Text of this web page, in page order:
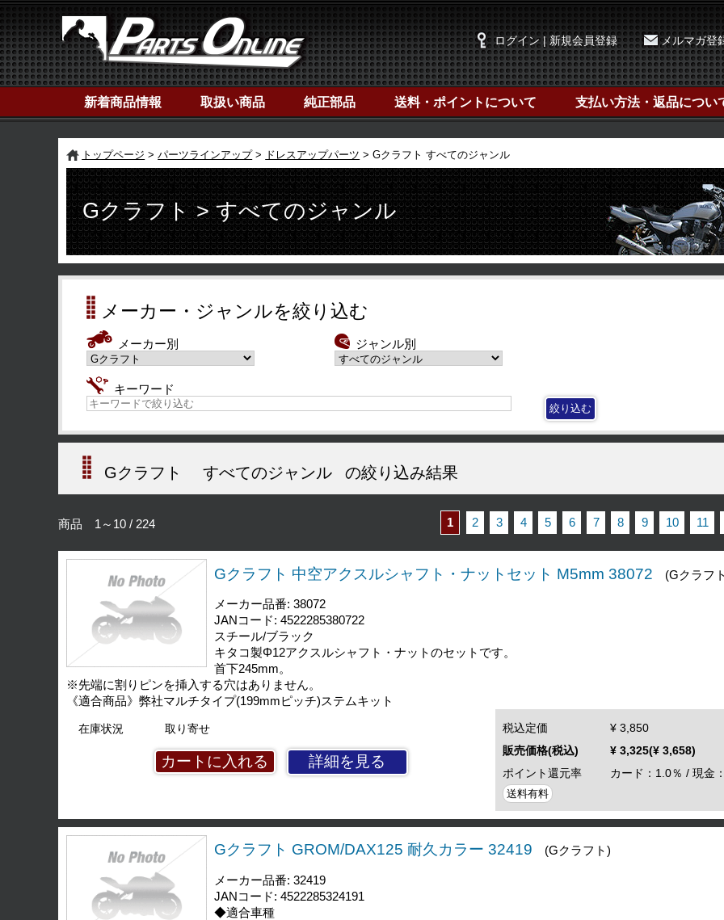
ログイン | 新規会員登録 メルマガ登
新着商品情報 取扱い商品 純正部品 送料・ポイントについて 支払い方法・返品につい
トップページ パーツラインアップ ドレスアップパーツ Gクラフト すべてのジャンル
Gクラフト > すべてのジャンル
メーカー・ジャンルを絞り込む
メーカー別 ジャンル別
キーワード
Gクラフト すべてのジャンル の絞り込み結果
商品 1～10 / 224 1 2 3 4 5 6 7 8 9 10 11
Gクラフト 中空アクスルシャフト・ナットセット M5mm 38072 (Gクラフ
メーカー品番: 38072
JANコード: 4522285380722
スチール/ブラック
キタコ製Φ12アクスルシャフト・ナットのセットです。
首下245mm。
※先端に割りピンを挿入する穴はありません。
《適合商品》弊社マルチタイプ(199mmピッチ)ステムキット
在庫状況 取り寄せ
詳細を見る
税込定価
¥ 3,850
販売価格(税込)
¥ 3,325(¥ 3,658)
ポイント還元率
カード：1.0％ / 現金
送料有料
Gクラフト GROM/DAX125 耐久カラー 32419 (Gクラフト)
メーカー品番: 32419
JANコード: 4522285324191
◆適合車種